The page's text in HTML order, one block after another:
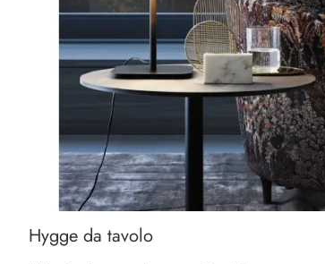
Hygge da tavolo